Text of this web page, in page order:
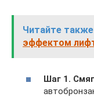
Читайте
эффектом
Шаг 1.